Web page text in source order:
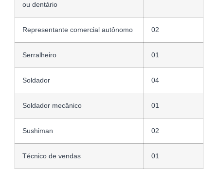
ou dentário
Representante comercial autônomo 02
Serralheiro 01
Soldador 04
Soldador mecânico 01
Sushiman 02
Técnico de vendas 01